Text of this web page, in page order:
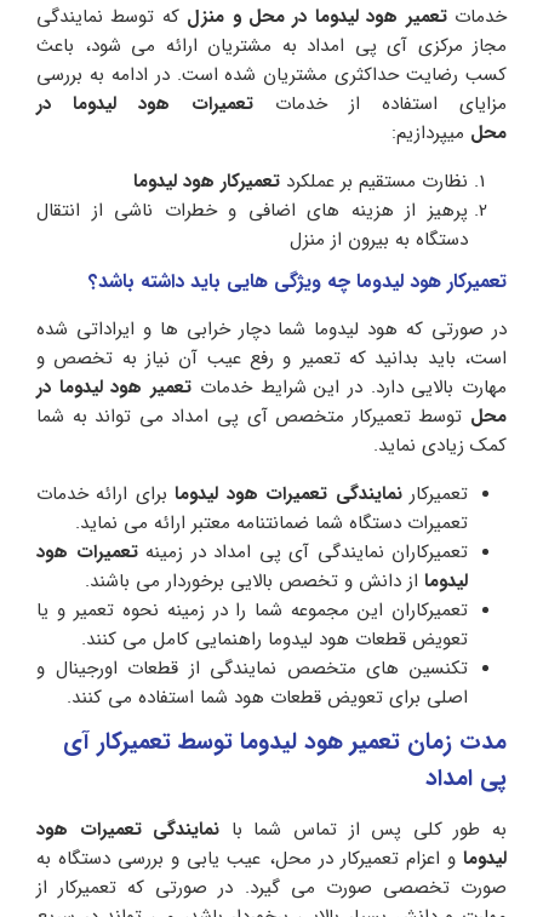
خدماتتعمیر هود لیدوما در محل و منزل که توسط نمایندگی
مجاز مرکزی آی پی امداد به مشتریان ارائه می شود، باعث
کسب رضایت حداکثری مشتریان شده است. در ادامه به بررسی
مزایای استفاده از خدمات
تعمیرات هود لیدوما در
محل میپردازیم:
نظارت مستقیم بر عملکرد تعمیرکار هود لیدوما
پرهیز از هزینه های اضافی و خطرات ناشی از انتقال
دستگاه به بیرون از منزل
تعمیرکار هود لیدوما چه ویژگی هایی باید داشته باشد؟
در صورتی که هود لیدوما شما دچار خرابی ها و ایراداتی شده
است، باید بدانید که تعمیر و رفع عیب آن نیاز به تخصص و
مهارت بالایی دارد. در این شرایط خدمات تعمیر هود لیدوما در
محل توسط تعمیرکار متخصص آی پی امداد می تواند به شما
کمک زیادی نماید.
تعمیرکارنمایندگی تعمیرات هود لیدومابرای ارائه خدمات
تعمیرات دستگاه شما ضمانتنامه معتبر ارائه می نماید.
تعمیرکاران نمایندگی آی پی امداد در زمینهتعمیرات هود
لیدوما از دانش و تخصص بالایی برخوردار می باشند.
تعمیرکاران این مجموعه شما را در زمینه نحوه تعمیر و یا
تعویض قطعات هود لیدوما راهنمایی کامل می کنند.
تکنسین های متخصص نمایندگی از قطعات اورجینال و
اصلی برای تعویض قطعات هود شما استفاده می کنند.
مدت زمان تعمیر هود لیدوما توسط تعمیرکار آی
پی امداد
به طور کلی پس از تماس شما با نمایندگی تعمیرات هود
لیدوما و اعزام تعمیرکار در محل، عیب یابی و بررسی دستگاه به
صورت تخصصی صورت می گیرد. در صورتی که تعمیرکار از